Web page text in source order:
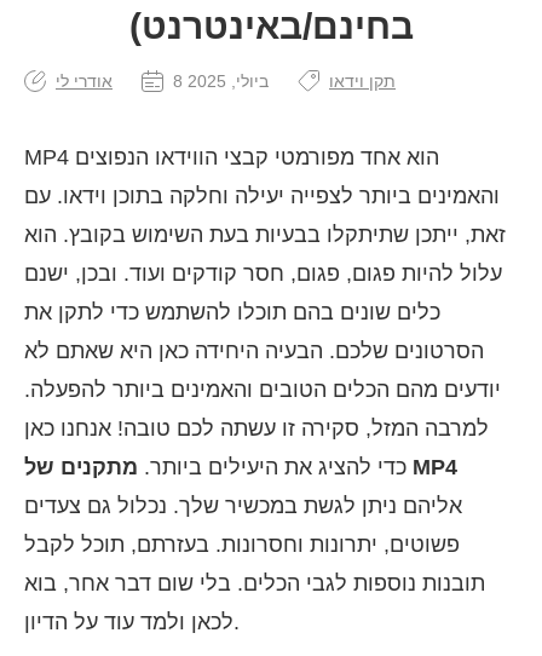
בחינם/באינטרנט)
אודרי לי 8 ביולי, 2025 תקן וידאו
MP4 הוא אחד מפורמטי קבצי הווידאו הנפוצים
והאמינים ביותר לצפייה יעילה וחלקה בתוכן וידאו. עם
זאת, ייתכן שתיתקלו בבעיות בעת השימוש בקובץ. הוא
עלול להיות פגום, פגום, חסר קודקים ועוד. ובכן, ישנם
כלים שונים בהם תוכלו להשתמש כדי לתקן את
הסרטונים שלכם. הבעיה היחידה כאן היא שאתם לא
יודעים מהם הכלים הטובים והאמינים ביותר להפעלה.
למרבה המזל, סקירה זו עשתה לכם טובה! אנחנו כאן
כדי להציג את היעילים ביותר. מתקנים של MP4
אליהם ניתן לגשת במכשיר שלך. נכלול גם צעדים
פשוטים, יתרונות וחסרונות. בעזרתם, תוכל לקבל
תובנות נוספות לגבי הכלים. בלי שום דבר אחר, בוא
לכאן ולמד עוד על הדיון.